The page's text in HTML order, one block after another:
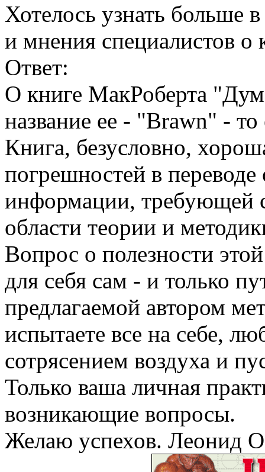
Хотелось узнать больше
и мнения специалистов
Ответ:
О книге МакРоберта
название ее - "Brawn" -
Книга, безусловно,
погрешностей в
информации, требующей
области теории и
Вопрос о полезности
для себя сам - и только
предлагаемой автором
испытаете все на себе,
сотрясением воздуха и
Только ваша личная
возникающие вопросы.
Желаю успехов. Леонид